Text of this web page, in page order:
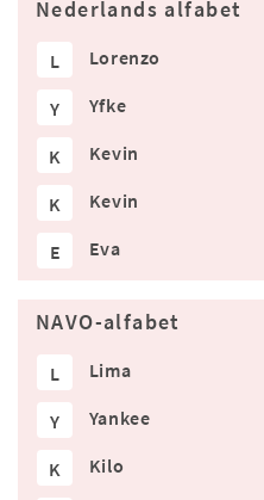
Nederlands alfabet
L Lorenzo
Y Yfke
K Kevin
K Kevin
E Eva
NAVO-alfabet
L Lima
Y Yankee
K Kilo